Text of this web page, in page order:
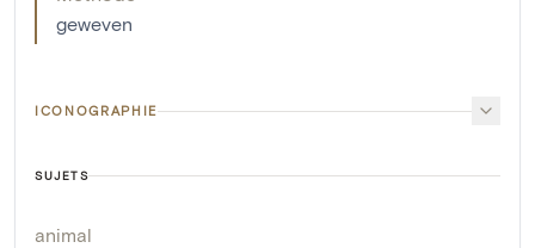
geweven
ICONOGRAPHIE
SUJETS
animal